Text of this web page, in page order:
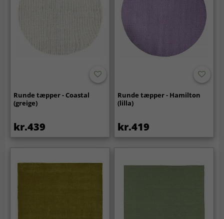
Runde tæpper - Coastal
(greige)
kr.439
Runde tæpper - Hamilton
(lilla)
kr.419